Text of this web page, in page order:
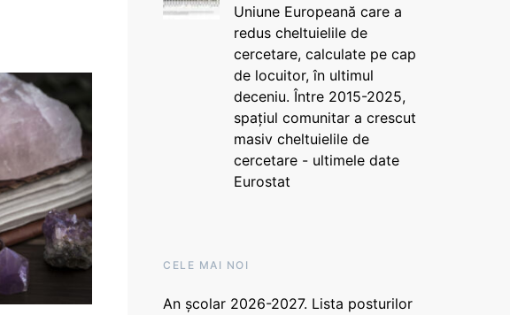
Uniune Europeană care a
redus cheltuielile de
cercetare, calculate pe cap
de locuitor, în ultimul
deceniu. Între 2015-2025,
spațiul comunitar a crescut
masiv cheltuielile de
cercetare - ultimele date
Eurostat
CELE MAI NOI
An școlar 2026-2027. Lista posturilor